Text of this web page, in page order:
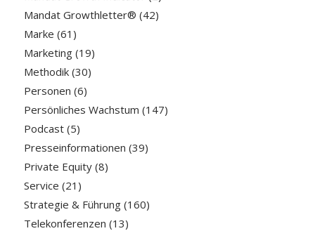
Mandat Growthletter® (42)
Marke (61)
Marketing(19)
Methodik(30)
Personen (6)
Persönliches Wachstum (147)
Podcast(5)
Presseinformationen (39)
Private Equity(8)
Service (21)
Strategie & Führung(160)
Telekonferenzen (13)